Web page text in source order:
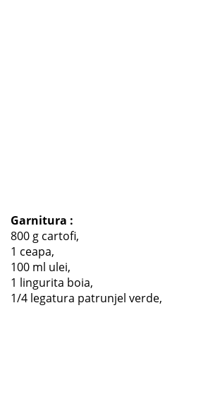
Garnitura :
800 g cartofi,
1 ceapa,
100 ml ulei,
1 lingurita boia,
1/4 legatura patrunjel verde,